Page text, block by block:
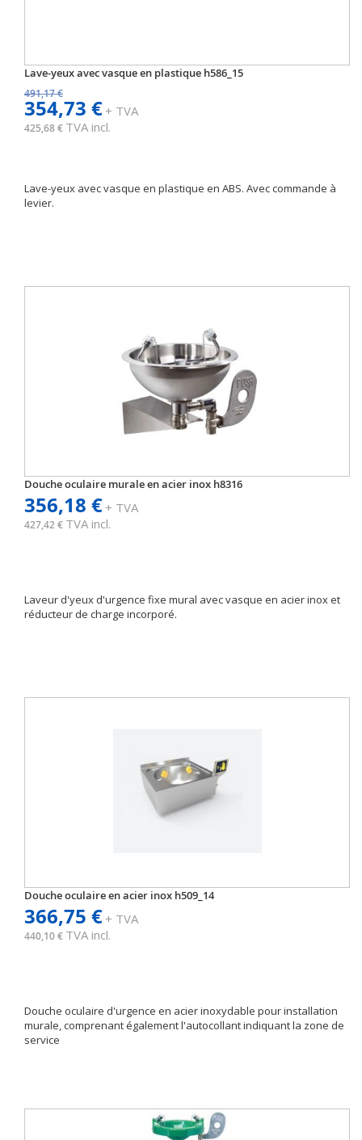
Lave-yeux avec vasque en plastique h586_15
491,17 €
354,73 €+ TVA
425,68 € TVA incl.
Lave-yeux avec vasque en plastique en ABS. Avec commande à
levier.
Douche oculaire murale en acier inox h8316
356,18 €+ TVA
427,42 € TVA incl.
Laveur d'yeux d'urgence fixe mural avec vasque en acier inox et
réducteur de charge incorporé.
Douche oculaire en acier inox h509_14
366,75 €+ TVA
440,10 € TVA incl.
Douche oculaire d'urgence en acier inoxydable pour installation
murale, comprenant également l'autocollant indiquant la zone de
service